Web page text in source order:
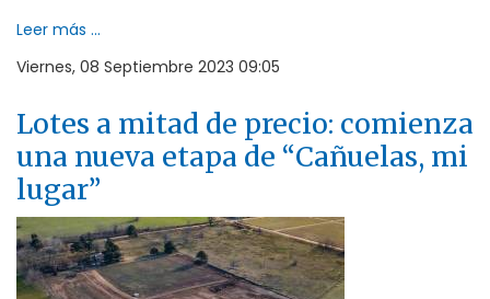
Leer más ...
Viernes, 08 Septiembre 2023 09:05
Lotes a mitad de precio: comienza
una nueva etapa de “Cañuelas, mi
lugar”